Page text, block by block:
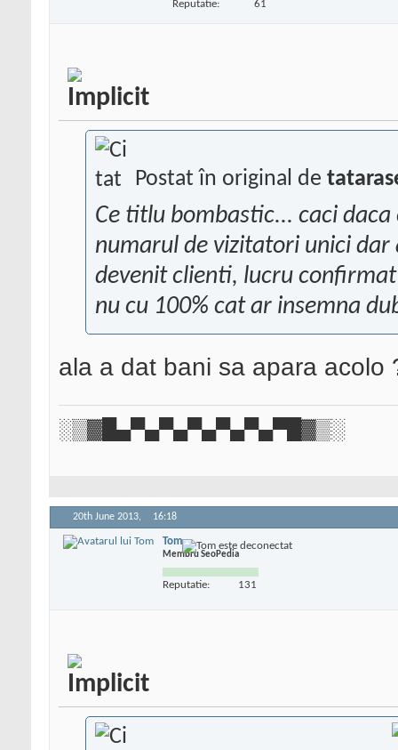
Reputatie: 61
Postat în original de
Ce titlu bombastic... caci
numarul de vizitatori unici
devenit clienti, lucru
nu cu 100% cat ar insemna
ala a dat bani sa apara acolo
░▒▓█▄▀▄▀▄▀▄▀▄▀▄▀█▓▒░
20th June 2013, 16:18
Tom
Membru SeoPedia
Reputatie: 131